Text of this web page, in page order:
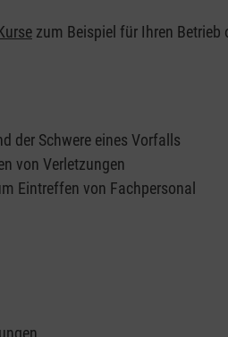
zum Beispiel für Ihren Betrieb
der Schwere eines Vorfalls
von Verletzungen
Eintreffen von Fachpersonal